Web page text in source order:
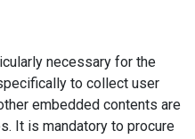
necessary for the
to collect user
embedded contents are
It is mandatory to procure